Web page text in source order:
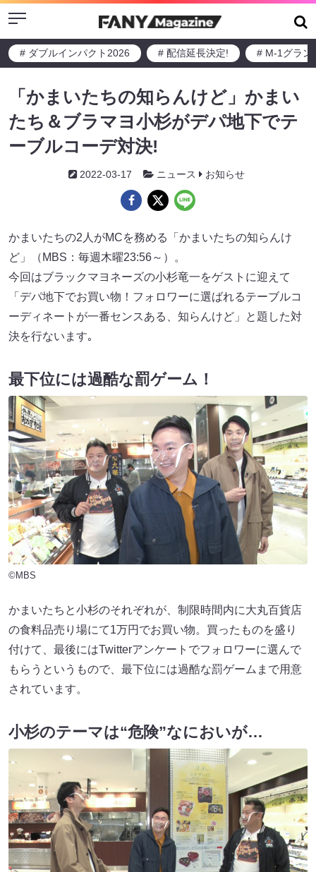
Menu
# ダブルインパクト2026 # 配信延長決定! # M-1グラン
「かまいたちの知らんけど」かまい
たち＆ブラマヨ小杉がデパ地下でテ
ーブルコーデ対決!
2022-03-17 ニュース お知らせ
かまいたちの2人がMCを務める「かまいたちの知らんけ
ど」（MBS：毎週木曜23:56～）。
今回はブラックマヨネーズの小杉竜一をゲストに迎えて
「デパ地下でお買い物！フォロワーに選ばれるテーブルコ
ーディネートが一番センスある、知らんけど」と題した対
決を行ないます｡
最下位には過酷な罰ゲーム！
©MBS
かまいたちと小杉のそれぞれが、制限時間内に大丸百貨店
の食料品売り場にて1万円でお買い物。買ったものを盛り
付けて、最後にはTwitterアンケートでフォロワーに選んで
もらうというもので、最下位には過酷な罰ゲームまで用意
されています。
小杉のテーマは“危険”なにおいが…